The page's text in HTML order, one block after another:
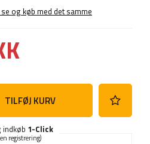
og køb med det samme
TILFØJ KURV
indkøb 1-Click
registrering)